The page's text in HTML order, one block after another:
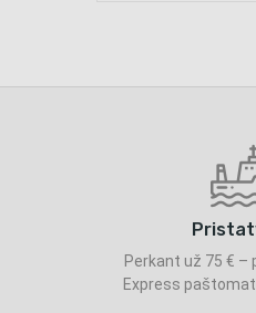
Perkant už 75 € –
Express